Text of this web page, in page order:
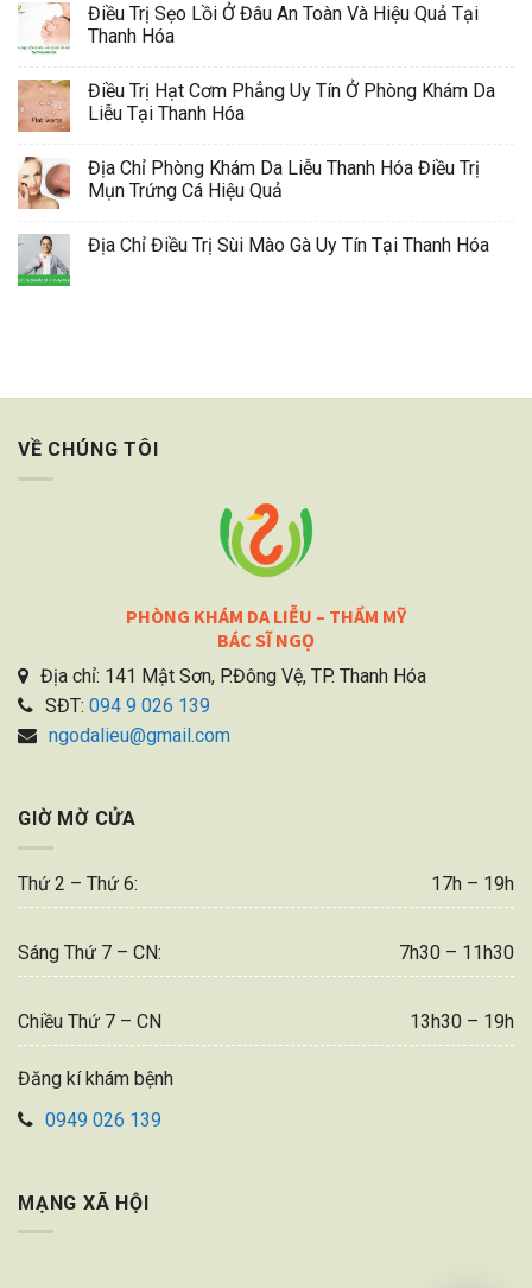
Điều Trị Sẹo Lồi Ở Đâu An Toàn Và Hiệu Quả Tại
Thanh Hóa
Điều Trị Hạt Cơm Phẳng Uy Tín Ở Phòng Khám Da
Liễu Tại Thanh Hóa
Địa Chỉ Phòng Khám Da Liễu Thanh Hóa Điều Trị
Mụn Trứng Cá Hiệu Quả
Địa Chỉ Điều Trị Sùi Mào Gà Uy Tín Tại Thanh Hóa
VỀ CHÚNG TÔI
PHÒNG KHÁM DA LIỄU – THẨM MỸ
BÁC SĨ NGỌ
Địa chỉ: 141 Mật Sơn, P.Đông Vệ, TP. Thanh Hóa
SĐT: 094 9 026 139
ngodalieu@gmail.com
GIỜ MỜ CỬA
Thứ 2 – Thứ 6: 17h – 19h
Sáng Thứ 7 – CN: 7h30 – 11h30
Chiều Thứ 7 – CN 13h30 – 19h
Đăng kí khám bệnh
0949 026 139
MẠNG XÃ HỘI